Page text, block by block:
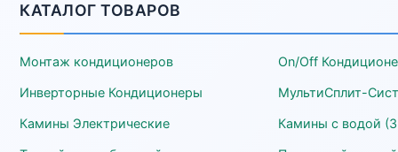
КАТАЛОГ ТОВАРОВ
Монтаж кондиционеров On/Off
Инверторные Кондиционеры МультиСплит-
Камины Электрические Камины с водой